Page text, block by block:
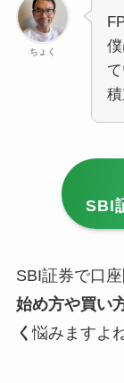
ちょく
SBI
SBI証券で口
始め方や買い
く悩みますよね